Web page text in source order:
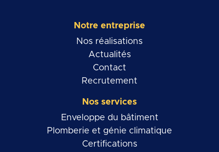
Notre entreprise
Nos réalisations
Actualités
Contact
Recrutement
Nos services
Enveloppe du bâtiment
Plomberie et génie climatique
Certifications